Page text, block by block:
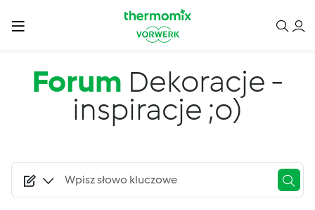
Forum Dekoracje -
inspiracje ;o)